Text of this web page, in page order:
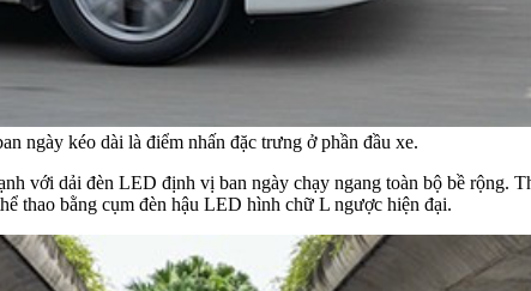
ngày kéo dài là điểm nhấn đặc trưng ở phần đầu xe.
với dải đèn LED định vị ban ngày chạy ngang toàn bộ bề rộng.
thao bằng cụm đèn hậu LED hình chữ L ngược hiện đại.